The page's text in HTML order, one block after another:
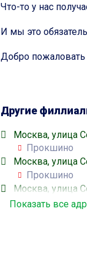
Что-то у нас
И мы это
Добро
Другие
Москва, улица
Прокшино
Москва, улица
Прокшино
Москва, улица
Прокшино
Показать все